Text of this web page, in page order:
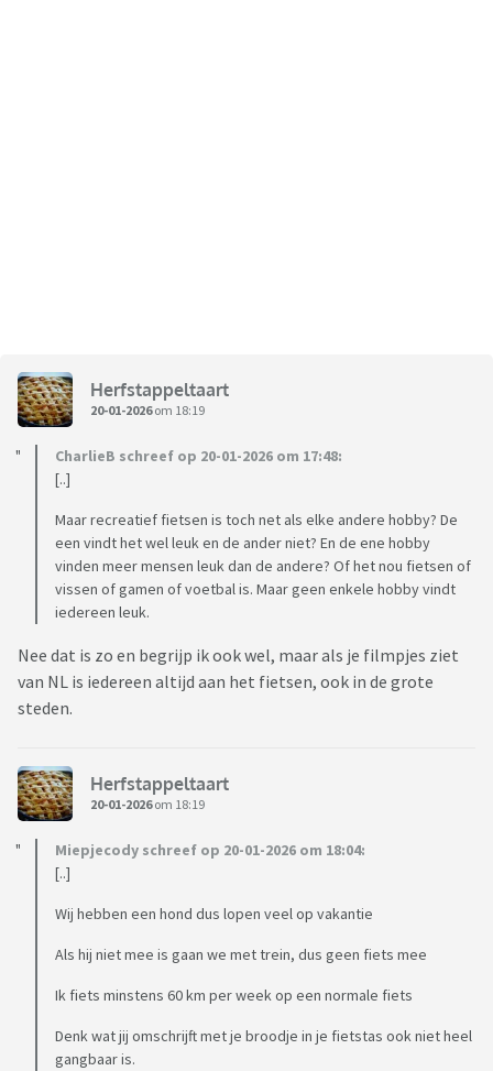
Herfstappeltaart
20-01-2026om 18:19
CharlieB schreef op 20-01-2026 om 17:48:
[..]
Maar recreatief fietsen is toch net als elke andere hobby? De
een vindt het wel leuk en de ander niet? En de ene hobby
vinden meer mensen leuk dan de andere? Of het nou fietsen of
vissen of gamen of voetbal is. Maar geen enkele hobby vindt
iedereen leuk.
Nee dat is zo en begrijp ik ook wel, maar als je filmpjes ziet
van NL is iedereen altijd aan het fietsen, ook in de grote
steden.
Herfstappeltaart
20-01-2026om 18:19
Miepjecody schreef op 20-01-2026 om 18:04:
[..]
Wij hebben een hond dus lopen veel op vakantie
Als hij niet mee is gaan we met trein, dus geen fiets mee
Ik fiets minstens 60 km per week op een normale fiets
Denk wat jij omschrijft met je broodje in je fietstas ook niet heel
gangbaar is.